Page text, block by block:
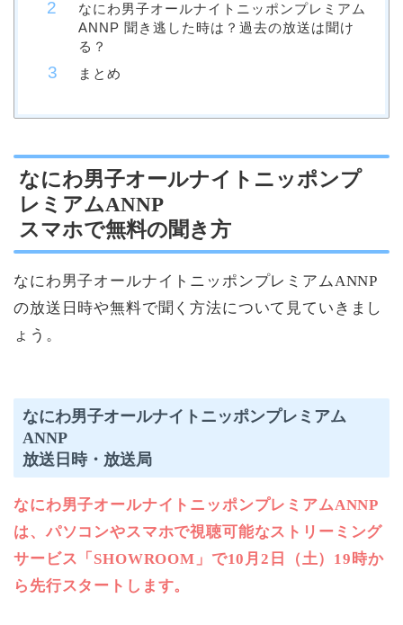
なにわ男子オールナイトニッポンプレミアム
ANNP 聞き逃した時は？過去の放送は聞け
る？
まとめ
なにわ男子オールナイトニッポンプ
レミアムANNP
スマホで無料の聞き方
なにわ男子オールナイトニッポンプレミアムANNP
の放送日時や無料で聞く方法について見ていきまし
ょう。
なにわ男子オールナイトニッポンプレミアム
ANNP
放送日時・放送局
なにわ男子オールナイトニッポンプレミアムANNP
は、パソコンやスマホで視聴可能なストリーミング
サービス「SHOWROOM」で10月2日（土）19時か
ら先行スタートします。